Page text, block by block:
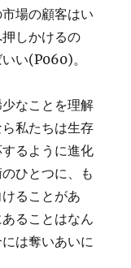
場の顧客はい
しかけるの
い(P060)。
なことを理解
私たちは生存
るように進化
ひとつに、も
ることがあ
ることはなん
は奪いあいに